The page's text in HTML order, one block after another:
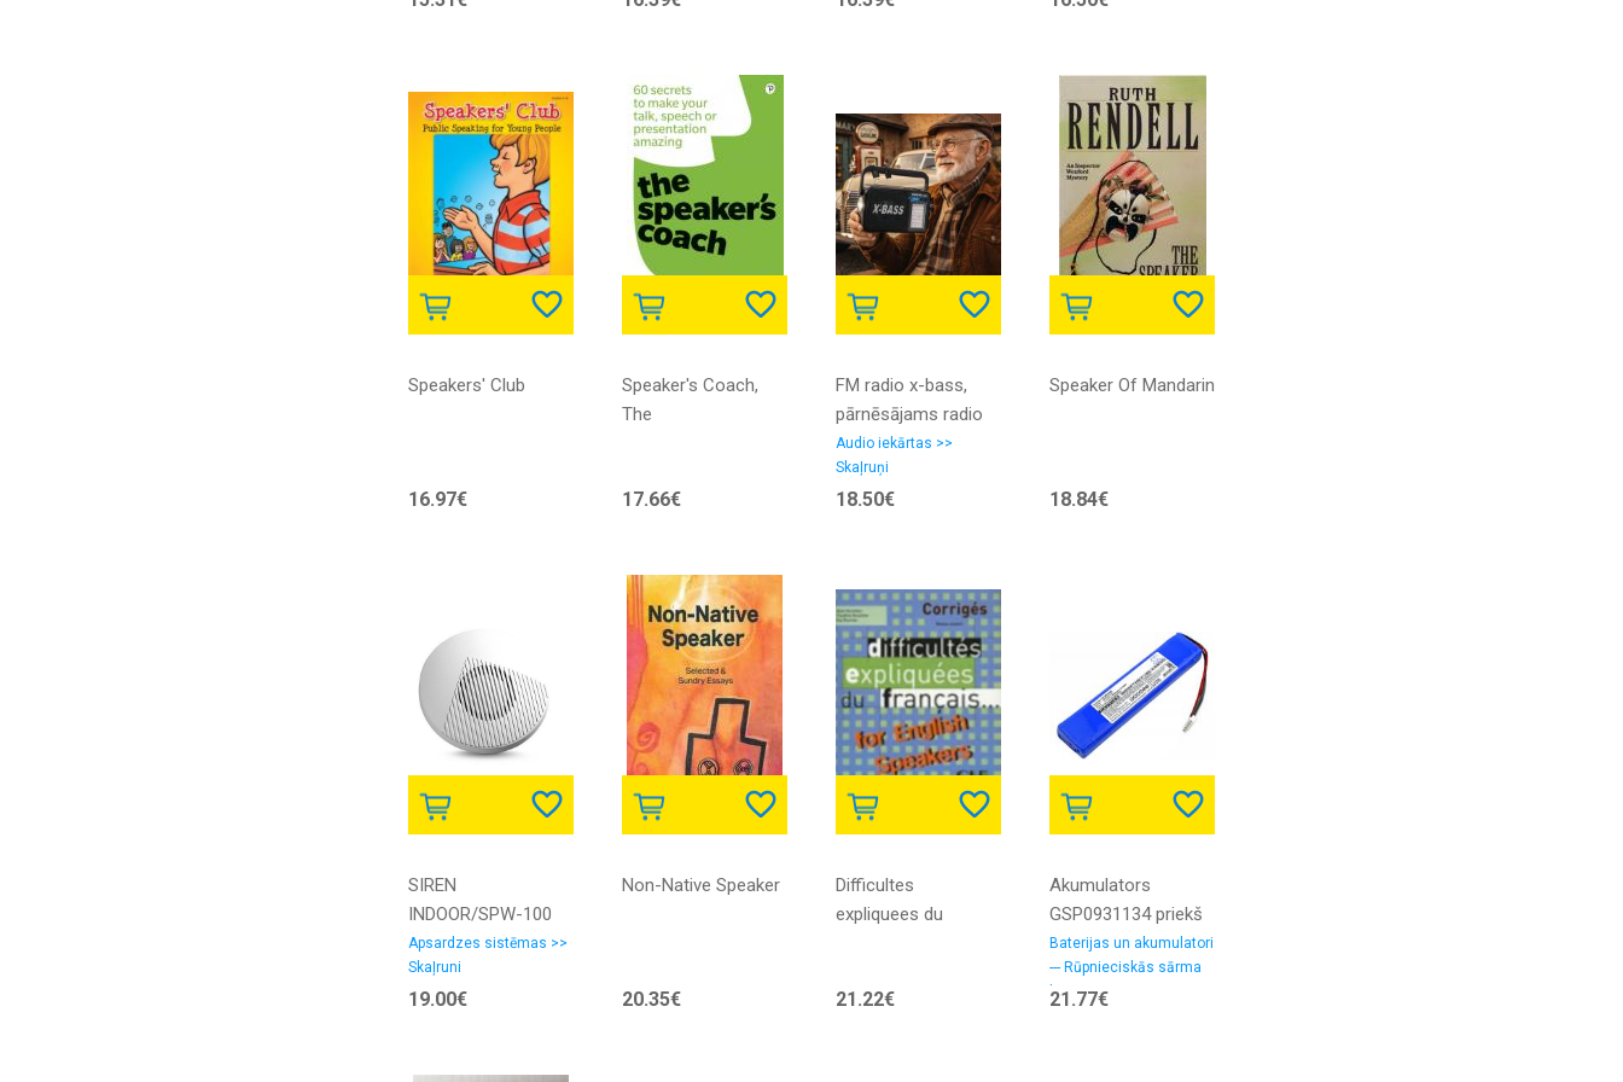
Speakers' Club
16.97€
Speaker's Coach,
The
17.66€
FM radio x-bass,
pārnēsājams radio
retro stilā ar
akumulatoru un
lukturīti, fm, am
Audio iekārtas >>
Skaļruņi
18.50€
Speaker Of Mandarin
18.84€
SIREN
INDOOR/SPW-100
SATEL
Apsardzes sistēmas >>
Skaļruni
19.00€
Non-Native Speaker
20.35€
Difficultes
expliquees du
21.22€
Akumulators
GSP0931134 priekš
JBL Xtreme skaļruņa
JBLXTREME 7.4V
5000mAh
Baterijas un akumulatori
--- Rūpnieciskās sārma
baterijas
21.77€